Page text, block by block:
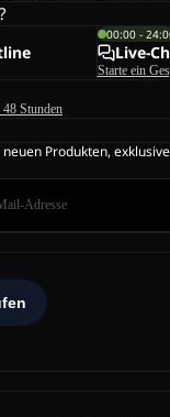
00:00 -
Live-
Starte ein
Stunden
Produkten,